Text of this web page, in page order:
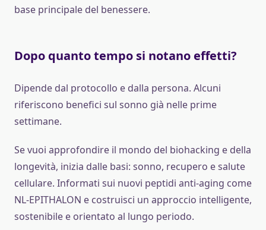
base principale del benessere.
Dopo quanto tempo si notano effetti?
Dipende dal protocollo e dalla persona. Alcuni
riferiscono benefici sul sonno già nelle prime
settimane.
Se vuoi approfondire il mondo del biohacking e della
longevità, inizia dalle basi: sonno, recupero e salute
cellulare. Informati sui nuovi peptidi anti-aging come
NL-EPITHALON e costruisci un approccio intelligente,
sostenibile e orientato al lungo periodo.